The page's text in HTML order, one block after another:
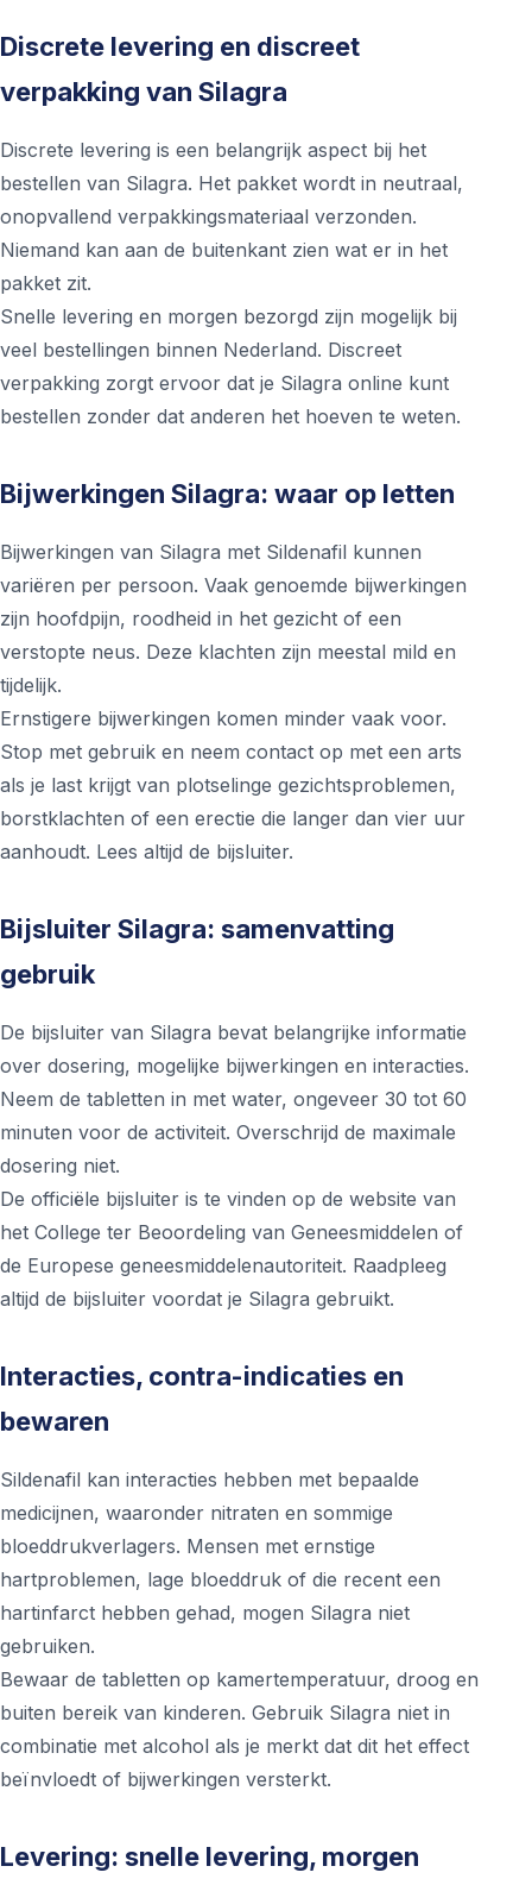
Discrete levering en discreet
verpakking van Silagra
Discrete levering is een belangrijk aspect bij het
bestellen van Silagra. Het pakket wordt in neutraal,
onopvallend verpakkingsmateriaal verzonden.
Niemand kan aan de buitenkant zien wat er in het
pakket zit.
Snelle levering en morgen bezorgd zijn mogelijk bij
veel bestellingen binnen Nederland. Discreet
verpakking zorgt ervoor dat je Silagra online kunt
bestellen zonder dat anderen het hoeven te weten.
Bijwerkingen Silagra: waar op letten
Bijwerkingen van Silagra met Sildenafil kunnen
variëren per persoon. Vaak genoemde bijwerkingen
zijn hoofdpijn, roodheid in het gezicht of een
verstopte neus. Deze klachten zijn meestal mild en
tijdelijk.
Ernstigere bijwerkingen komen minder vaak voor.
Stop met gebruik en neem contact op met een arts
als je last krijgt van plotselinge gezichtsproblemen,
borstklachten of een erectie die langer dan vier uur
aanhoudt. Lees altijd de bijsluiter.
Bijsluiter Silagra: samenvatting
gebruik
De bijsluiter van Silagra bevat belangrijke informatie
over dosering, mogelijke bijwerkingen en interacties.
Neem de tabletten in met water, ongeveer 30 tot 60
minuten voor de activiteit. Overschrijd de maximale
dosering niet.
De officiële bijsluiter is te vinden op de website van
het College ter Beoordeling van Geneesmiddelen of
de Europese geneesmiddelenautoriteit. Raadpleeg
altijd de bijsluiter voordat je Silagra gebruikt.
Interacties, contra-indicaties en
bewaren
Sildenafil kan interacties hebben met bepaalde
medicijnen, waaronder nitraten en sommige
bloeddrukverlagers. Mensen met ernstige
hartproblemen, lage bloeddruk of die recent een
hartinfarct hebben gehad, mogen Silagra niet
gebruiken.
Bewaar de tabletten op kamertemperatuur, droog en
buiten bereik van kinderen. Gebruik Silagra niet in
combinatie met alcohol als je merkt dat dit het effect
beïnvloedt of bijwerkingen versterkt.
Levering: snelle levering, morgen